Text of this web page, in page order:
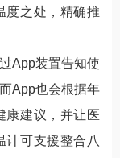
度之处，精确推
App装置告知使
App也会根据年
康建议，并让医
计可支援整合八